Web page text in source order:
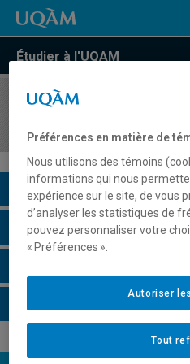
Étudier à l'UQAM
COURS//
Description du cours
Horaire - Été 2026
Préférences en matière de
Nous utilisons des témoins
informations qui nous
expérience sur le site, de vous
d’analyser les statistiques de
pouvez personnaliser votre
« Préférences ».
Tout
Autoriser